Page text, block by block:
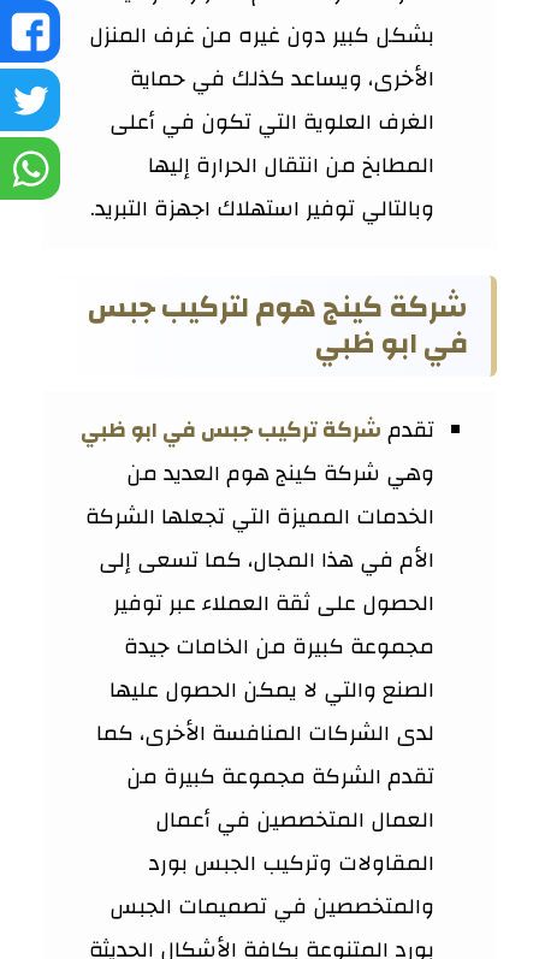
بشكل كبير دون غيره من غرف المنزل
الأخرى، ويساعد كذلك في حماية
الغرف العلوية التي تكون في أعلى
المطابخ من انتقال الحرارة إليها
وبالتالي توفير استهلاك اجهزة التبريد.
شركة كينج هوم لتركيب جبس
في ابو ظبي
تقدمشركة تركيب جبس في ابو ظبي
وهي شركة كينج هوم العديد من
الخدمات المميزة التي تجعلها الشركة
الأم في هذا المجال، كما تسعى إلى
الحصول على ثقة العملاء عبر توفير
مجموعة كبيرة من الخامات جيدة
الصنع والتي لا يمكن الحصول عليها
لدى الشركات المنافسة الأخرى، كما
تقدم الشركة مجموعة كبيرة من
العمال المتخصصين في أعمال
المقاولات وتركيب الجبس بورد
والمتخصصين في تصميمات الجبس
بورد المتنوعة بكافة الأشكال الحديثة